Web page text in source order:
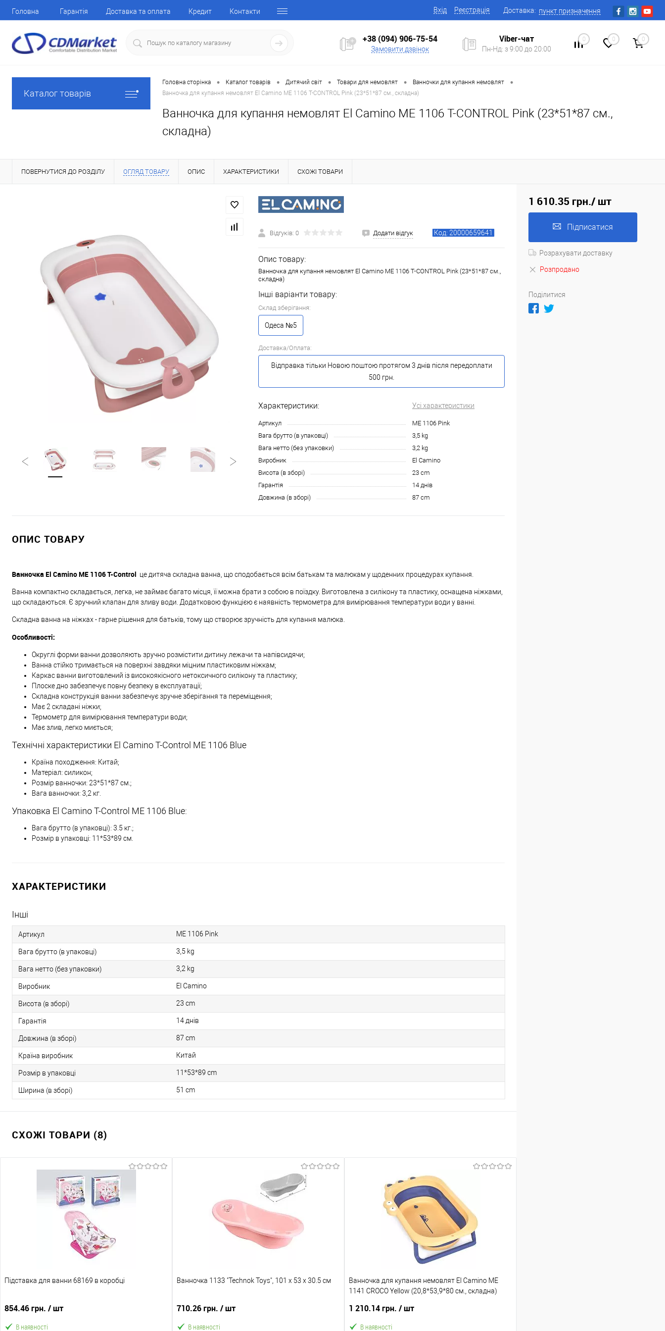
Головна Гарантія Доставка та оплата Кредит Контакти Вхід Реєстрація Доставка: пункт призначення
+38 (094) 906-75-54
Замовити дзвінок
Viber-чат
Пн-Нд: з 9:00 до 20:00
0 0 0
Каталог товарів
Головна сторінка • Каталог товарів • Дитячий світ • Товари для немовлят • Ванночки для купання немовлят •
Ванночка для купання немовлят El Camino ME 1106 T-CONTROL Pink (23*51*87 см., складна)
Ванночка для купання немовлят El Camino ME 1106 T-CONTROL Pink (23*51*87 см.,
складна)
ПОВЕРНУТИСЯ ДО РОЗДІЛУ ОГЛЯД ТОВАРУ ОПИС ХАРАКТЕРИСТИКИ СХОЖІ ТОВАРИ
Відгуків: 0 Додати відгук Код: 20000659641
Опис товару:
Ванночка для купання немовлят El Camino ME 1106 T-CONTROL Pink (23*51*87 см.,
складна)
Інші варіанти товару:
Склад зберігання:
Одеса №5
Доставка/Оплата:
Відправка тільки Новою поштою протягом 3 днів після передоплати
500 грн.
Характеристики: Усі характеристики
Артикул
ME 1106 Pink
Вага брутто (в упаковці)
3,5 kg
Вага нетто (без упаковки)
3,2 kg
Виробник
El Camino
Висота (в зборі)
23 cm
Гарантія
14 днів
Довжина (в зборі)
87 cm
ОПИС ТОВАРУ
Ванночка El Camino ME 1106 T-Control це дитяча складна ванна, що сподобається всім батькам та малюкам у щоденних процедурах купання.
Ванна компактно складається, легка, не займає багато місця, її можна брати з собою в поїздку. Виготовлена з силікону та пластику, оснащена ніжками,
що складаються. Є зручний клапан для зливу води. Додатковою функцією є наявність термометра для вимірювання температури води у ванні.
Складна ванна на ніжках - гарне рішення для батьків, тому що створює зручність для купання малюка.
Особливості:
Округлі форми ванни дозволяють зручно розмістити дитину лежачи та напівсидячи;
Ванна стійко тримається на поверхні завдяки міцним пластиковим ніжкам;
Каркас ванни виготовлений із високоякісного нетоксичного силікону та пластику;
Плоске дно забезпечує повну безпеку в експлуатації;
Складна конструкція ванни забезпечує зручне зберігання та переміщення;
Має 2 складані ніжки;
Термометр для вимірювання температури води;
Має злив, легко миється;
Технічні характеристики El Camino T-Control ME 1106 Blue
Країна походження: Китай;
Матеріал: силикон;
Розмір ванночки: 23*51*87 см.;
Вага ванночки: 3,2 кг.
Упаковка El Camino T-Control ME 1106 Blue:
Вага брутто (в упаковці): 3.5 кг.;
Розмір в упаковці: 11*53*89 см.
ХАРАКТЕРИСТИКИ
Інші
Артикул ME 1106 Pink
Вага брутто (в упаковці) 3,5 kg
Вага нетто (без упаковки) 3,2 kg
Виробник El Camino
Висота (в зборі) 23 cm
Гарантія 14 днів
Довжина (в зборі) 87 cm
Країна виробник Китай
Розмір в упаковці 11*53*89 cm
Ширина (в зборі) 51 cm
СХОЖІ ТОВАРИ (8)
Підставка для ванни 68169 в коробці
854.46 грн. / шт
В наявності
Ванночка 1133 "Technok Toys", 101 х 53 х 30.5 см
710.26 грн. / шт
В наявності
Ванночка для купання немовлят El Camino ME
1141 CROCO Yellow (20,8*53,9*80 см., складна)
1 210.14 грн. / шт
В наявності
1 610.35 грн./ шт
Підписатися
Розрахувати доставку
Розпродано
Поділитися